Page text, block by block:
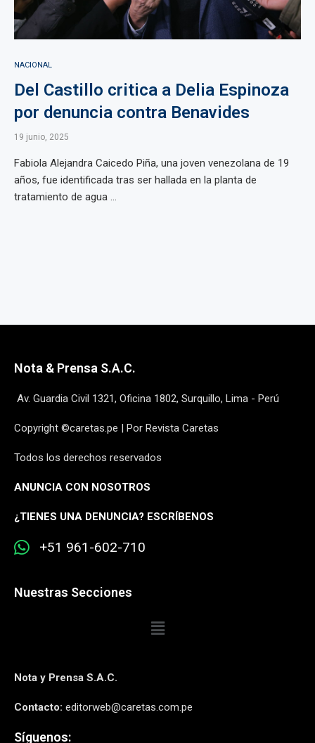
NACIONAL
Del Castillo critica a Delia Espinoza
por denuncia contra Benavides
19 junio, 2025
Fabiola Alejandra Caicedo Piña, una joven venezolana de 19
años, fue identificada tras ser hallada en la planta de
tratamiento de agua ...
Nota & Prensa S.A.C.
Av. Guardia Civil 1321, Oficina 1802, Surquillo, Lima - Perú
Copyright ©caretas.pe | Por Revista Caretas
Todos los derechos reservados
ANUNCIA CON NOSOTROS
¿TIENES UNA DENUNCIA? ESCRÍBENOS
+51 961-602-710
Nuestras Secciones
Nota y Prensa S.A.C.
Contacto: editorweb@caretas.com.pe
Síguenos: